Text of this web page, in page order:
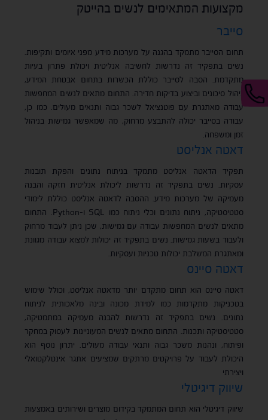
מקצועות המתאימים לנשים בהייטק
סייבר
תחום הסייבר מתמקד בהגנה על מערכות מידע מפני איומים ותקיפות.
נשים בתפקיד זה נדרשות לחשיבה אנליטית ויכולת פתרון בעיות
מתקדמת. הסבה לסייבר כוללת הכשרות בתחום אבטחת המידע,
ניהול סיכונים וביצוע בדיקות חדירה. התחום מתאים לנשים המחפשות
עבודה מאתגרת עם פוטנציאל לשכר גבוה ותנאים מעולים. כמו כן,
עבודה בסייבר יכולה להתבצע מרחוק, מה שמאפשר גמישות בניהול
זמן ומשפחה​.
דאטה אנליסט
תפקיד הדאטה אנליסט מתמקד בניתוח נתונים והפקת תובנות
עסקיות. נשים בתפקיד זה נדרשות ליכולת אנליטית חזקה והבנה
מעמיקה של מערכות מידע. ההסבה לדאטה אנליסט כוללת לימודי
סטטיסטיקה, ניתוח נתונים וכלי ניתוח כמו SQL ו-Python. התחום
מתאים לנשים המחפשות עבודה עם גמישות, שכן ניתן לעבוד מרחוק
ולעבוד בשעות גמישות. נשים בתפקיד זה יכולות למצוא עבודה מגוונת
ומאתגרת המשלבת יכולות טכניות ועסקיות.
דאטה סיינס
דאטה סיינס הוא תחום מתקדם יותר מדאטה אנליסט, וכולל שימוש
בטכניקות מתקדמות כמו למידת מכונה ובינה מלאכותית לניתוח
נתונים. נשים בתפקיד זה נדרשות להבנה מעמיקה במתמטיקה,
סטטיסטיקה ותכנות. התחום מתאים לנשים המעוניינות לעסוק במחקר
ופיתוח, ונהנות משכר גבוה ותנאי עבודה מעולים. יתרון נוסף הוא
היכולת לעבוד על פרויקטים מרתקים שמציעים אתגר אינטלקטואלי
ויצירתי​
שיווק דיגיטלי
שיווק דיגיטלי הוא תחום המתמקד בקידום מוצרים ושירותים באמצעות